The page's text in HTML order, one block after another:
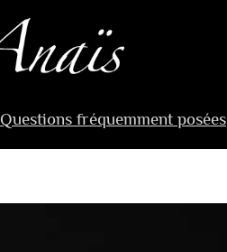
Questions fréquemment posées